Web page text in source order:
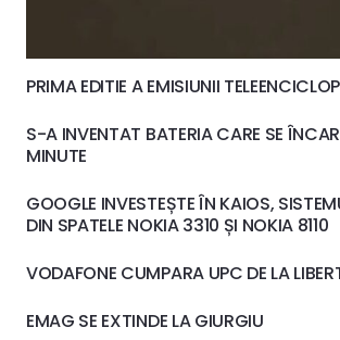
PRIMA EDITIE A EMISIUNII
S-A INVENTAT BATERIA CARE SE
MINUTE
GOOGLE INVESTEȘTE ÎN KAIOS,
DIN SPATELE NOKIA 3310 ȘI NOKIA 8110
VODAFONE CUMPARA UPC DE LA
EMAG SE EXTINDE LA GIURGIU